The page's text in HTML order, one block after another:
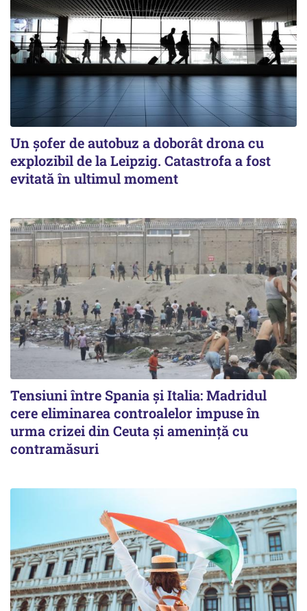
Un șofer de autobuz a doborât drona cu
explozibil de la Leipzig. Catastrofa a fost
evitată în ultimul moment
Tensiuni între Spania și Italia: Madridul
cere eliminarea controalelor impuse în
urma crizei din Ceuta și amenință cu
contramăsuri